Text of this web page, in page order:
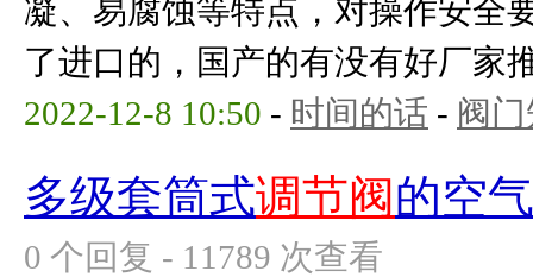
凝、易腐蚀等特点，对操作安全
了进口的，国产的有没有好厂家
2022-12-8 10:50 - 时间的话 - 阀
多级套筒式调节阀的空
0 个回复 - 11789 次查看